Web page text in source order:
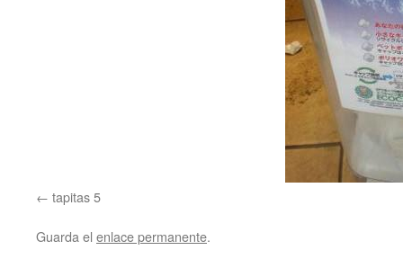
tapitas 5
Guarda el enlace permanente.